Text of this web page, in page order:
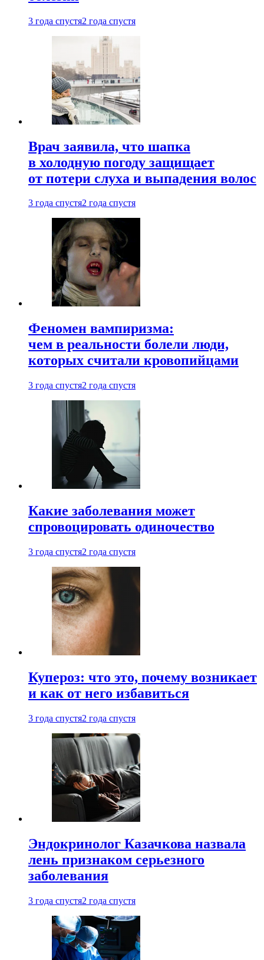
3 года спустя2 года спустя
Врач заявила, что шапка
в холодную погоду защищает
от потери слуха и выпадения волос
3 года спустя2 года спустя
Феномен вампиризма:
чем в реальности болели люди,
которых считали кровопийцами
3 года спустя2 года спустя
Какие заболевания может
спровоцировать одиночество
3 года спустя2 года спустя
Купероз: что это, почему возникает
и как от него избавиться
3 года спустя2 года спустя
Эндокринолог Казачкова назвала
лень признаком серьезного
заболевания
3 года спустя2 года спустя